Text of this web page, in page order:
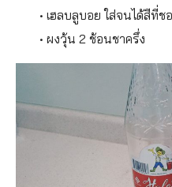
• เฮลบลูบอย ใส่จนได้สีที่ช
• ผงวุ้น 2 ช้อนชาครึ่ง